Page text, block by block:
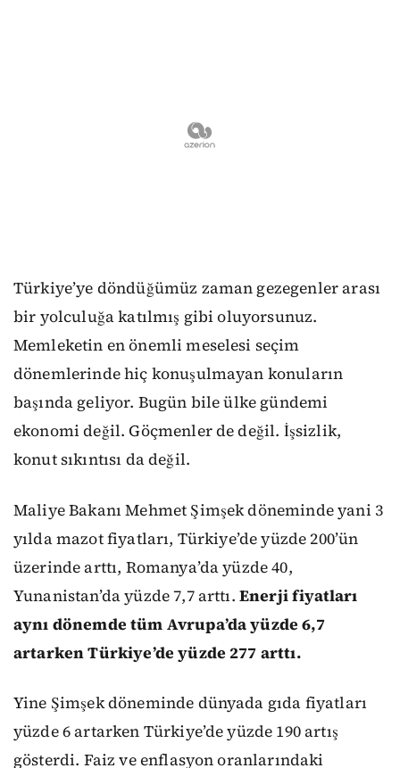
Türkiye’ye döndüğümüz zaman gezegenler arası
bir yolculuğa katılmış gibi oluyorsunuz.
Memleketin en önemli meselesi seçim
dönemlerinde hiç konuşulmayan konuların
başında geliyor. Bugün bile ülke gündemi
ekonomi değil. Göçmenler de değil. İşsizlik,
konut sıkıntısı da değil.
Maliye Bakanı Mehmet Şimşek döneminde yani 3
yılda mazot fiyatları, Türkiye’de yüzde 200’ün
üzerinde arttı, Romanya’da yüzde 40,
Yunanistan’da yüzde 7,7 arttı. Enerji fiyatları
aynı dönemde tüm Avrupa’da yüzde 6,7
artarken Türkiye’de yüzde 277 arttı.
Yine Şimşek döneminde dünyada gıda fiyatları
yüzde 6 artarken Türkiye’de yüzde 190 artış
gösterdi. Faiz ve enflasyon oranlarındaki